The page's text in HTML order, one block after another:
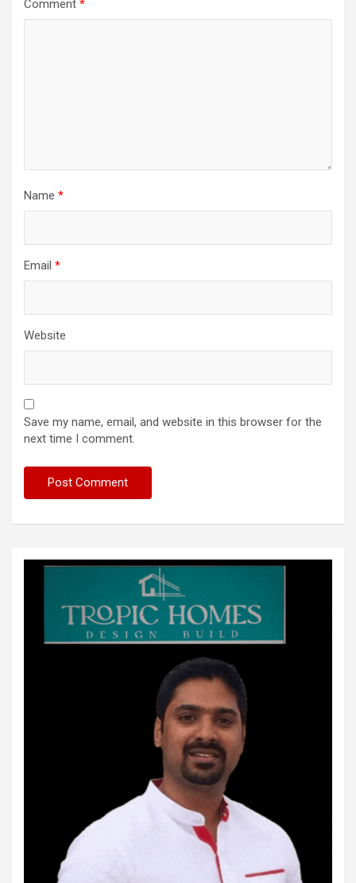
Comment *
Name *
Email *
Website
Save my name, email, and website in this browser for the
next time I comment.